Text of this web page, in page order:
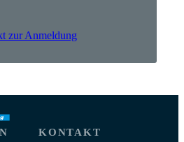
zur Anmeldung
KONTAKT